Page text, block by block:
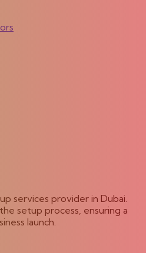
services provider in Dubai.
setup process, ensuring a
launch.